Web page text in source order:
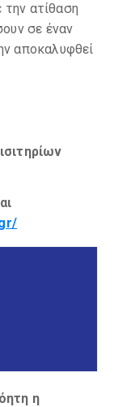
την ατίθαση
σε έναν
αποκαλυφθεί
η